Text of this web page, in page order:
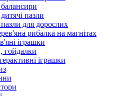
пазли
для дорослих
рибалка на магнітах
іграшки
гойдалки
іграшки